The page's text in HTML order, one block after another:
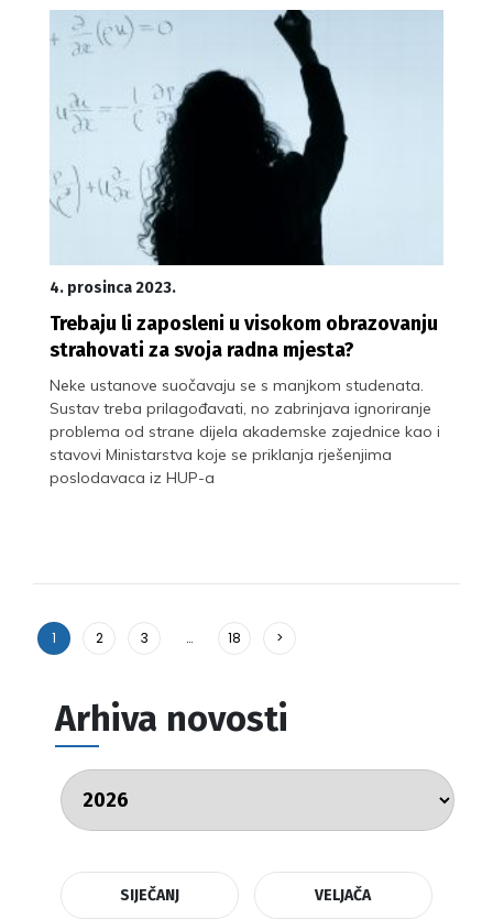
4. prosinca 2023.
Trebaju li zaposleni u visokom obrazovanju
strahovati za svoja radna mjesta?
Neke ustanove suočavaju se s manjkom studenata.
Sustav treba prilagođavati, no zabrinjava ignoriranje
problema od strane dijela akademske zajednice kao i
stavovi Ministarstva koje se priklanja rješenjima
poslodavaca iz HUP-a
1 2 3 … 18 >
Arhiva novosti
SIJEČANJ VELJAČA